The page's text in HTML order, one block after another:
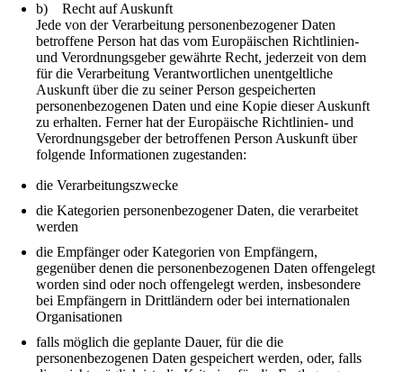
b) Recht auf Auskunft
Jede von der Verarbeitung personenbezogener Daten
betroffene Person hat das vom Europäischen Richtlinien-
und Verordnungsgeber gewährte Recht, jederzeit von dem
für die Verarbeitung Verantwortlichen unentgeltliche
Auskunft über die zu seiner Person gespeicherten
personenbezogenen Daten und eine Kopie dieser Auskunft
zu erhalten. Ferner hat der Europäische Richtlinien- und
Verordnungsgeber der betroffenen Person Auskunft über
folgende Informationen zugestanden:
die Verarbeitungszwecke
die Kategorien personenbezogener Daten, die verarbeitet
werden
die Empfänger oder Kategorien von Empfängern,
gegenüber denen die personenbezogenen Daten offengelegt
worden sind oder noch offengelegt werden, insbesondere
bei Empfängern in Drittländern oder bei internationalen
Organisationen
falls möglich die geplante Dauer, für die die
personenbezogenen Daten gespeichert werden, oder, falls